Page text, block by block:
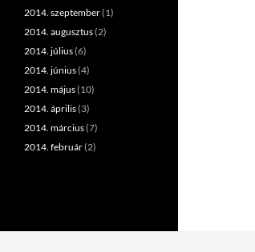
2014. szeptember(1)
2014. augusztus(2)
2014. július(6)
2014. június(4)
2014. május(10)
2014. április(3)
2014. március(7)
2014. február(2)